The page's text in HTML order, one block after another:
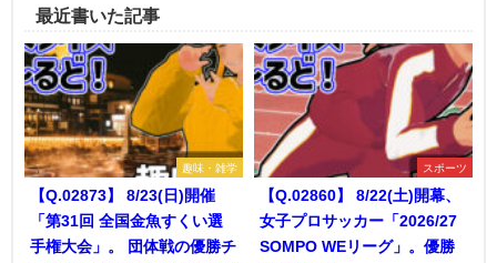
最近書いた記事
趣味・雑学
【Q.02873】 8/23(日)開催
「第31回 全国金魚すくい選
手権大会」。 団体戦の優勝チ
スポーツ
【Q.02860】 8/22(土)開幕、
女子プロサッカー「2026/27
SOMPO WEリーグ」。優勝